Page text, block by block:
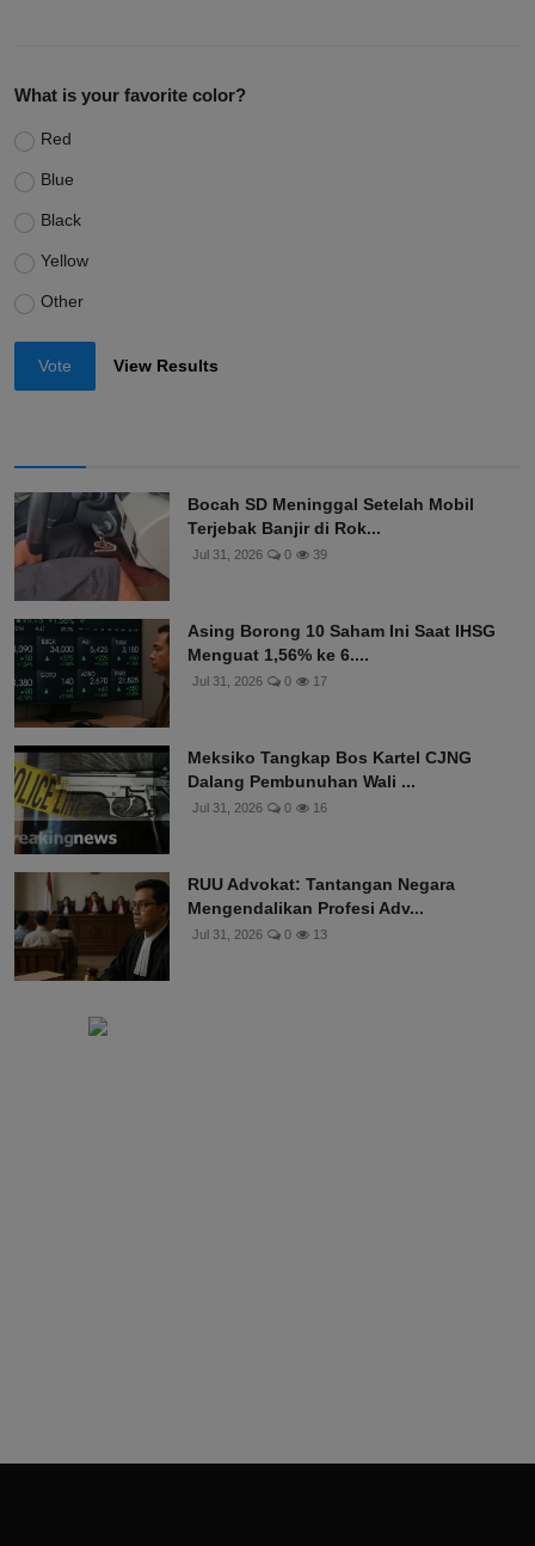
What is your favorite color?
Red
Blue
Black
Yellow
Other
Vote View Results
Bocah SD Meninggal Setelah Mobil
Terjebak Banjir di Rok...
Jul 31, 2026 0 39
Asing Borong 10 Saham Ini Saat IHSG
Menguat 1,56% ke 6....
Jul 31, 2026 0 17
Meksiko Tangkap Bos Kartel CJNG
Dalang Pembunuhan Wali ...
Jul 31, 2026 0 16
RUU Advokat: Tantangan Negara
Mengendalikan Profesi Adv...
Jul 31, 2026 0 13